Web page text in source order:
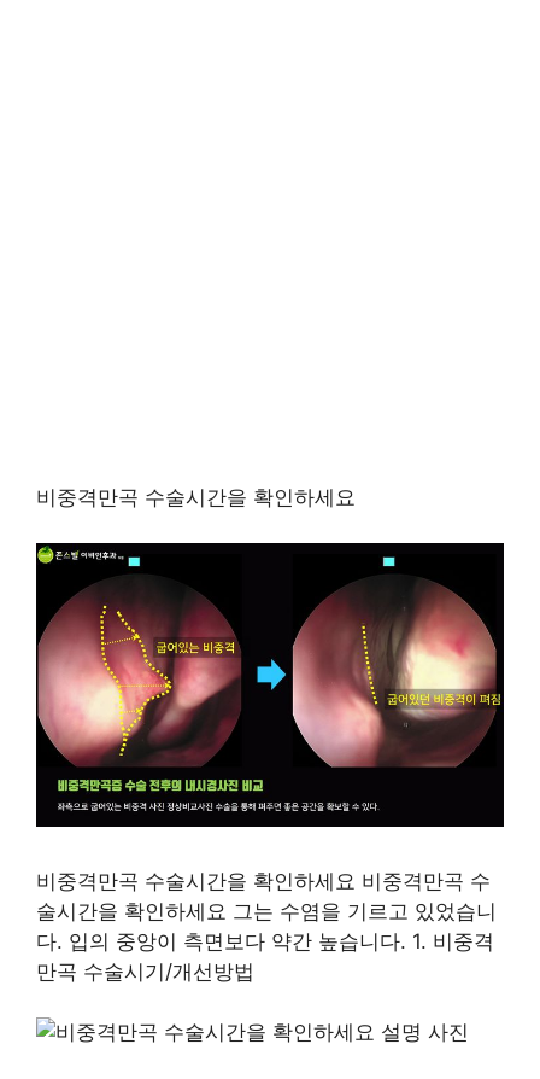
비중격만곡 수술시간을 확인하세요
비중격만곡 수술시간을 확인하세요 비중격만곡 수
술시간을 확인하세요 그는 수염을 기르고 있었습니
다. 입의 중앙이 측면보다 약간 높습니다. 1. 비중격
만곡 수술시기/개선방법